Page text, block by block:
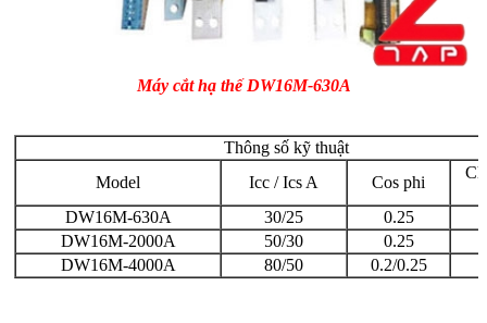
Máy cắt hạ thế DW16M-630A
Thông số kỹ thuật
Model
Icc / Ics A Cos phi
DW16M-630A 30/25
0.25
DW16M-2000A
50/30
0.25
DW16M-4000A
80/50 0.2/0.25